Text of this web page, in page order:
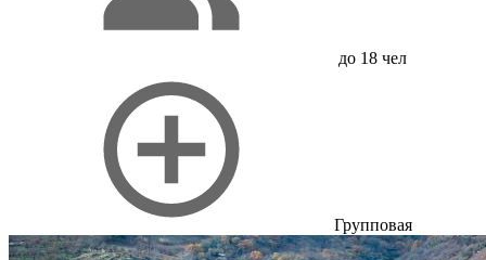
до 18 чел
Групповая